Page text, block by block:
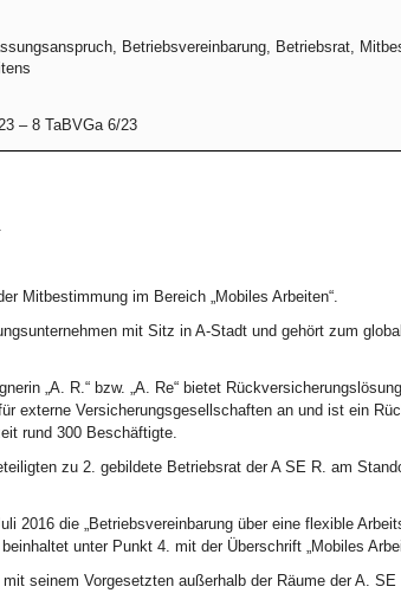
Betriebsvereinbarung, Betriebsrat,
– 8 TaBVGa 6/23
Mitbestimmung im Bereich „Mobiles Arbeiten“.
mit Sitz in A-Stadt und gehört zum
„A. R.“ bzw. „A. Re“ bietet
externe Versicherungsgesellschaften an und ist ein
rund 300 Beschäftigte.
zu 2. gebildete Betriebsrat der A SE R. am
2016 die „Betriebsvereinbarung über eine flexible
unter Punkt 4. mit der Überschrift „Mobiles
seinem Vorgesetzten außerhalb der Räume der A.